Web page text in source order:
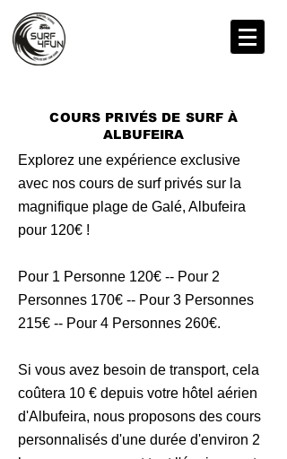
COURS PRIVÉS DE SURF À
ALBUFEIRA
Explorez une expérience exclusive
avec nos cours de surf privés sur la
magnifique plage de Galé, Albufeira
pour 120€ !
Pour 1 Personne 120€ -- Pour 2
Personnes 170€ -- Pour 3 Personnes
215€ -- Pour 4 Personnes 260€.
​Si vous avez besoin de transport, cela
coûtera 10 € depuis votre hôtel aérien
d'Albufeira, nous proposons des cours
personnalisés d'une durée d'environ 2